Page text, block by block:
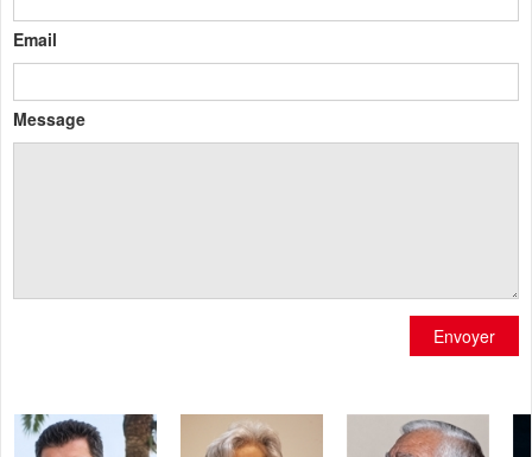
Email
Message
Envoyer